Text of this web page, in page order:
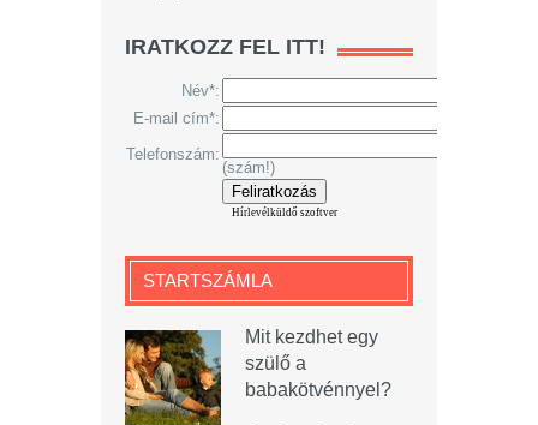
IRATKOZZ FEL ITT!
Név*:
E-mail cím*:
Telefonszám:
(szám!)
Hírlevélküldő szoftver
STARTSZÁMLA
Mit kezdhet egy
szülő a
babakötvénnyel?